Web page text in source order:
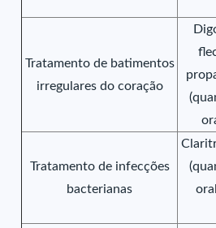
Tratamento de batimentos
irregulares do coração
Tratamento de infecções
bacterianas